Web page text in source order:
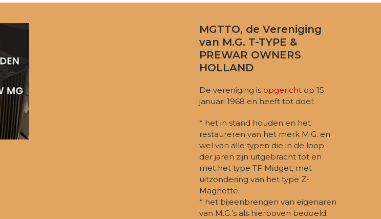
MGTTO, de Vereniging
van M.G. T-TYPE &
PREWAR OWNERS
HOLLAND
De vereniging is opgericht op 15
januari 1968 en heeft tot doel:
* het in stand houden en het
restaureren van het merk M.G. en
wel van alle typen die in de loop
der jaren zijn uitgebracht tot en
met het type TF Midget, met
uitzondering van het type Z-
Magnette.
* het bijeenbrengen van eigenaren
van M.G.’s als hierboven bedoeld.